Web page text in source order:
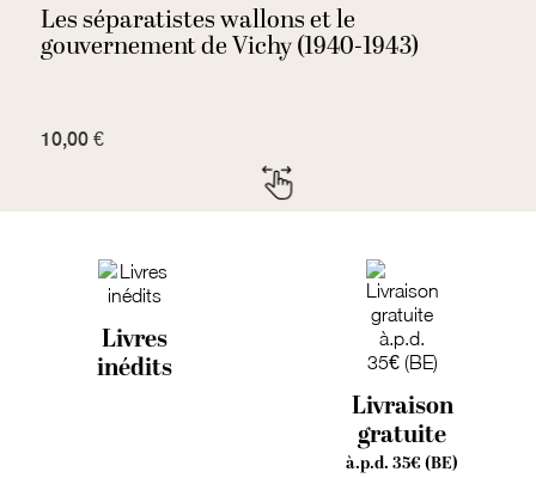
Les séparatistes wallons et le
gouvernement de Vichy (1940-1943)
10,00 €
Livres
inédits
Livraison
gratuite
à.p.d. 35€ (BE)